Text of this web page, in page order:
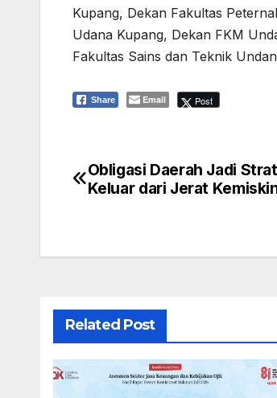
Kupang, Dekan Fakultas
Udana Kupang, Dekan FKM
Fakultas Sains dan Teknik
Share Email Post
Navigasi
Obligasi Daerah Jadi
Keluar dari Jerat
Related Post